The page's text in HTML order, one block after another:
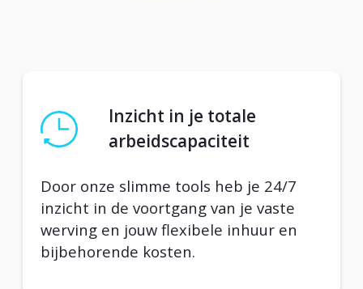
Inzicht in je totale
arbeidscapaciteit
Door onze slimme tools heb je 24/7
inzicht in de voortgang van je vaste
werving en jouw flexibele inhuur en
bijbehorende kosten.